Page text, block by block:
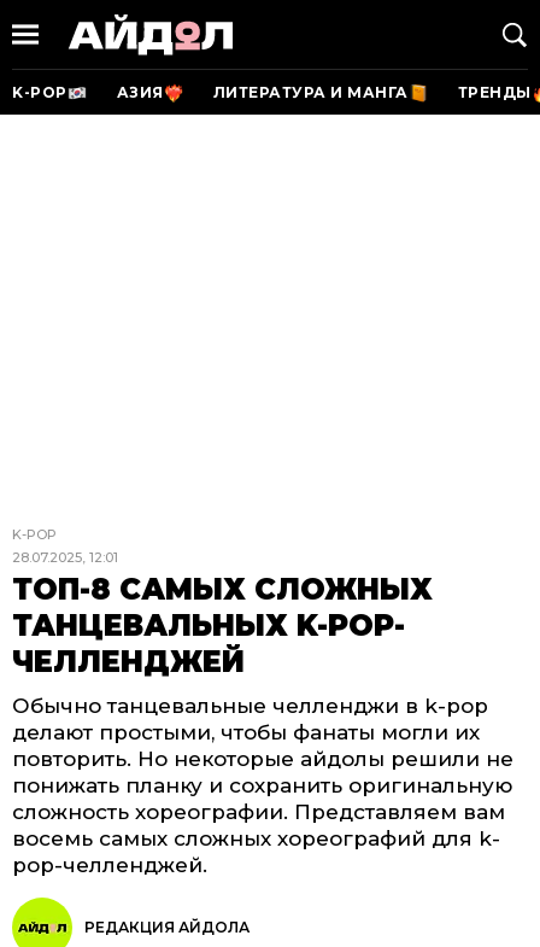
K-POP АЗИЯ ЛИТЕРАТУРА И МАНГА ТРЕНДЫ
K-POP
28.07.2025, 12:01
ТОП-8 САМЫХ СЛОЖНЫХ
ТАНЦЕВАЛЬНЫХ K-POP-
ЧЕЛЛЕНДЖЕЙ
Обычно танцевальные челленджи в k-pop
делают простыми, чтобы фанаты могли их
повторить. Но некоторые айдолы решили не
понижать планку и сохранить оригинальную
сложность хореографии. Представляем вам
восемь самых сложных хореографий для k-
pop-челленджей.
РЕДАКЦИЯ АЙДОЛА